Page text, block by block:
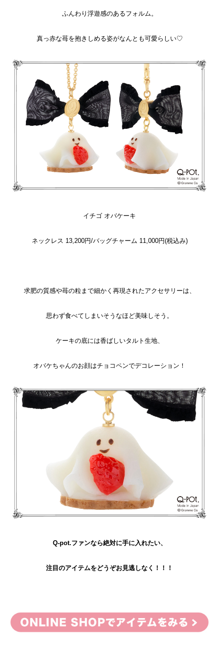
ふんわり浮遊感のあるフォルム。
真っ赤な苺を抱きしめる姿がなんとも可愛らしい♡
イチゴ オバケーキ
ネックレス 13,200円/バッグチャーム 11,000円(税込み)
求肥の質感や苺の粒まで細かく再現されたアクセサリーは、
思わず食べてしまいそうなほど美味しそう。
ケーキの底には香ばしいタルト生地、
オバケちゃんのお顔はチョコペンでデコレーション！
Q-pot.ファンなら絶対に手に入れたい、
注目のアイテムをどうぞお見逃しなく！！！